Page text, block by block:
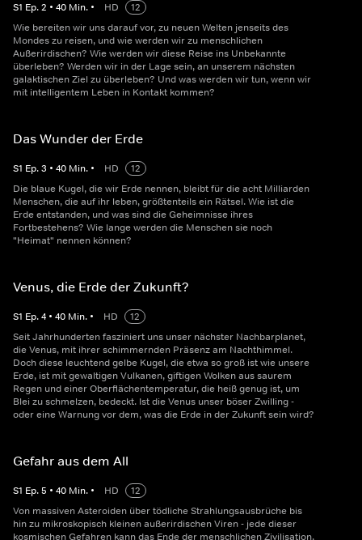
S1 Ep.2 • 40 Min. • HD
12
Wie bereiten wir uns darauf vor, zu neuen Welten jenseits des
Mondes zu reisen, und wie werden wir zu menschlichen
Außerirdischen? Wie werden wir diese Reise ins Unbekannte
überleben? Werden wir in der Lage sein, an unserem nächsten
galaktischen Ziel zu überleben? Und was werden wir tun, wenn wir
mit intelligentem Leben in Kontakt kommen?
Das Wunder der Erde
S1 Ep.3 • 40 Min. • HD
12
Die blaue Kugel, die wir Erde nennen, bleibt für die acht Milliarden
Menschen, die auf ihr leben, größtenteils ein Rätsel. Wie ist die
Erde entstanden, und was sind die Geheimnisse ihres
Fortbestehens? Wie lange werden die Menschen sie noch
"Heimat" nennen können?
Venus, die Erde der Zukunft?
S1 Ep.4 • 40 Min. • HD
12
Seit Jahrhunderten fasziniert uns unser nächster Nachbarplanet,
die Venus, mit ihrer schimmernden Präsenz am Nachthimmel.
Doch diese leuchtend gelbe Kugel, die etwa so groß ist wie unsere
Erde, ist mit gewaltigen Vulkanen, giftigen Wolken aus saurem
Regen und einer Oberflächentemperatur, die heiß genug ist, um
Blei zu schmelzen, bedeckt. Ist die Venus unser böser Zwilling -
oder eine Warnung vor dem, was die Erde in der Zukunft sein wird?
Gefahr aus dem All
S1 Ep.5 • 40 Min. • HD
12
Von massiven Asteroiden über tödliche Strahlungsausbrüche bis
hin zu mikroskopisch kleinen außerirdischen Viren - jede dieser
kosmischen Gefahren kann das Ende der menschlichen Zivilisation,